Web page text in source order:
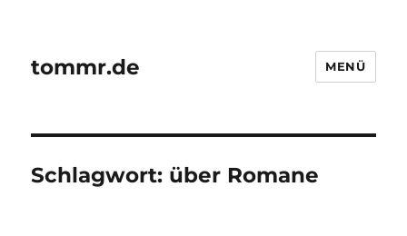
tommr.de MENÜ
Schlagwort: über Romane